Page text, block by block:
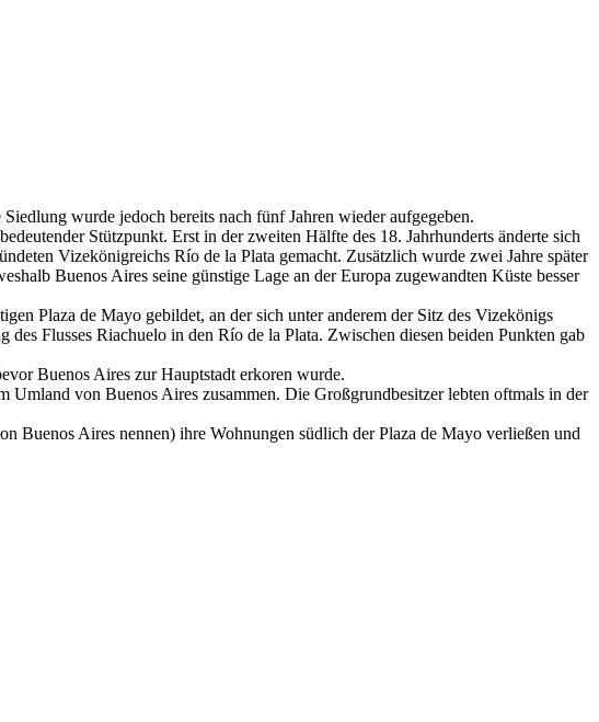
wurde jedoch bereits nach fünf Jahren wieder aufgegeben.
Stützpunkt. Erst in der zweiten Hälfte des 18. Jahrhunderts änderte sich
Vizekönigreichs Río de la Plata gemacht. Zusätzlich wurde zwei Jahre später
Buenos Aires seine günstige Lage an der Europa zugewandten Küste besser
Plaza de Mayo gebildet, an der sich unter anderem der Sitz des Vizekönigs
Flusses Riachuelo in den Río de la Plata. Zwischen diesen beiden Punkten gab
Buenos Aires zur Hauptstadt erkoren wurde.
von Buenos Aires zusammen. Die Großgrundbesitzer lebten oftmals in der
Buenos Aires nennen) ihre Wohnungen südlich der Plaza de Mayo verließen und